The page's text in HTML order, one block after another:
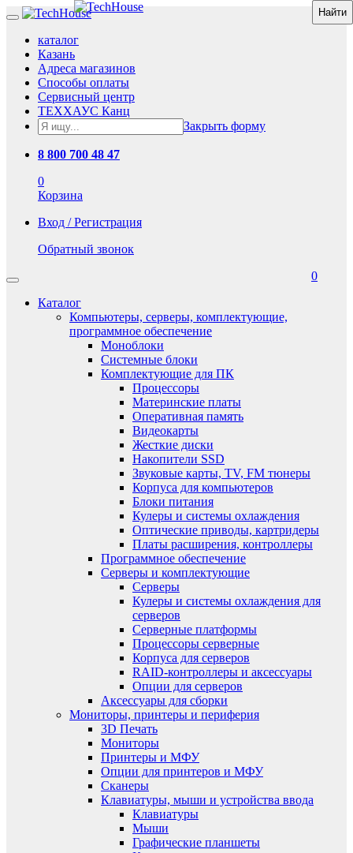
каталог
Казань
Адреса магазинов
Способы оплаты
Сервисный центр
ТЕХХАУС Канц
Закрыть форму
8 800 700 48 47
0
Корзина
Вход / Регистрация
Обратный звонок
0
Каталог
Компьютеры, серверы, комплектующие,
программное обеспечение
Моноблоки
Системные блоки
Комплектующие для ПК
Процессоры
Материнские платы
Оперативная память
Видеокарты
Жесткие диски
Накопители SSD
Звуковые карты, TV, FM тюнеры
Корпуса для компьютеров
Блоки питания
Кулеры и системы охлаждения
Оптические приводы, картридеры
Платы расширения, контроллеры
Программное обеспечение
Серверы и комплектующие
Серверы
Кулеры и системы охлаждения для
серверов
Серверные платформы
Процессоры серверные
Корпуса для серверов
RAID-контроллеры и аксессуары
Опции для серверов
Аксессуары для сборки
Мониторы, принтеры и периферия
3D Печать
Мониторы
Принтеры и МФУ
Опции для принтеров и МФУ
Сканеры
Клавиатуры, мыши и устройства ввода
Клавиатуры
Мыши
Графические планшеты